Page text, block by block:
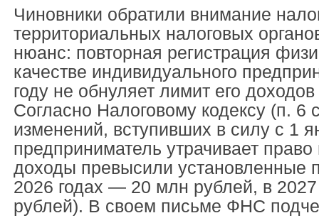
Чиновники обратили внимание
территориальных налоговых
нюанс: повторная регистрация
качестве индивидуального
году не обнуляет лимит его
Согласно Налоговому кодексу (п. 6
изменений, вступивших в силу с 1
предприниматель утрачивает право
доходы превысили установленные
2026 годах — 20 млн рублей, в
рублей). В своем письме ФНС